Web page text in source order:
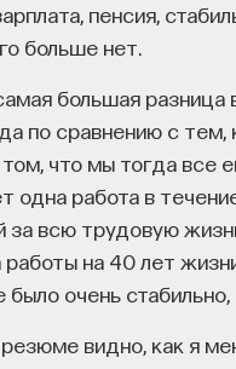
пенсия,
больше нет.
большая разница
по сравнению с тем,
том, что мы тогда все
одна работа в
за всю трудовую
работы на 40 лет
было очень стабильно,
видно, как я
учитесь на истфаке,
кафедру, такие
средневековой
"допёк". Юрий
который мог
Я со второго
латынью к
Донату
Он занимался с нами
латынью, потом